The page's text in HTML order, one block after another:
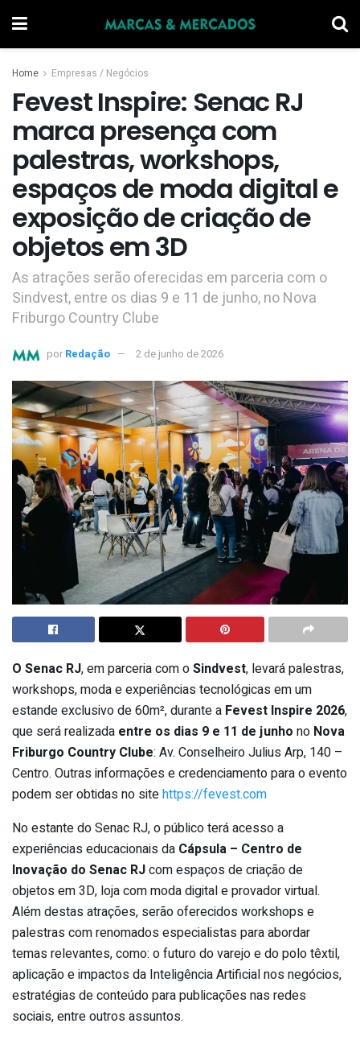
Home Empresas / Negócios
Fevest Inspire: Senac RJ
marca presença com
palestras, workshops,
espaços de moda digital e
exposição de criação de
objetos em 3D
As atrações serão oferecidas em parceria com o
Sindvest, entre os dias 9 e 11 de junho, no Nova
Friburgo Country Clube
por Redação 2 de junho de 2026
O Senac RJ, em parceria com oSindvest, levará palestras,
workshops, moda e experiências tecnológicas em um
estande exclusivo de 60m², durante a Fevest Inspire 2026,
que será realizada entre os dias 9 e 11 de junho no Nova
Friburgo Country Clube: Av. Conselheiro Julius Arp, 140 –
Centro. Outras informações e credenciamento para o evento
podem ser obtidas no sitehttps://fevest.com
No estante do Senac RJ, o público terá acesso a
experiências educacionais da Cápsula – Centro de
Inovação do Senac RJcom espaços de criação de
objetos em 3D, loja com moda digital e provador virtual.
Além destas atrações, serão oferecidos workshops e
palestras com renomados especialistas para abordar
temas relevantes, como: o futuro do varejo e do polo têxtil,
aplicação e impactos da Inteligência Artificial nos negócios,
estratégias de conteúdo para publicações nas redes
sociais, entre outros assuntos.